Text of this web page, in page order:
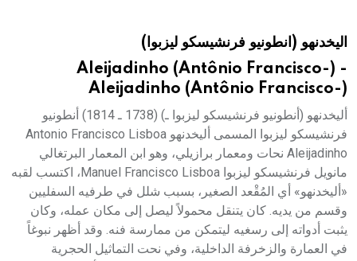
اليخدنهو (انطونيو فرنشيسكو ليزبوا)
Aleijadinho (Antônio Francisco-) -
Aleijadinho (Antônio Francisco-)
أليخدنهو (أنطونيو فرنشيسكو ليزبوا ـ) (1738 ـ 1814) أنطونيو
فرنشيسكو ليزبوا المسمى أليخدنهو Antonio Francisco Lisboa
Aleijadinho نحات ومعمار برازيلي، وهو ابن المعمار البرتغالي
مانويل فرنشيسكو ليزبوا Manuel Francisco Lisboa، اكتسب لقبه
«أليخدنهو» أي المُقْعد الصغير، بسبب شلل في طرفيه السفليين
وقسم من يديه. كان يتنقل محمولاً ليصل إلى مكان عمله، وكان
يثبت أدواته إلى رسغيه ليتمكن من ممارسة فنه. وقد أظهر نبوغاً
في العمارة والزخرفة الداخلية، وفي نحت التماثيل الحجرية